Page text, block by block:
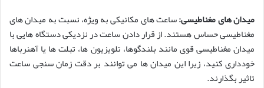
میدان های مغناطیسی:ساعت های مکانیکی به ویژه، نسبت به میدان های
مغناطیسی حساس هستند. از قرار دادن ساعت در نزدیکی دستگاه هایی با
میدان مغناطیسی قوی مانند بلندگوها، تلویزیون ها، تبلت ها یا آهنرباها
خودداری کنید، زیرا این میدان ها می توانند بر دقت زمان سنجی ساعت
تاثیر بگذارند.